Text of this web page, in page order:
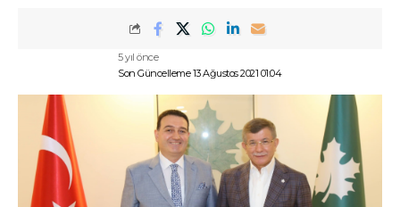
Son Güncelleme 13 Ağustos 2021 01:04
5 yıl önce